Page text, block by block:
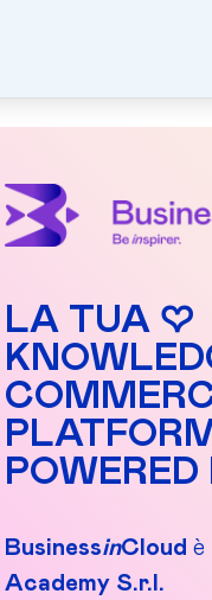
LA TUA ♡
PLATFORM
POWERED
BusinessinCloud è
Academy S.r.l.